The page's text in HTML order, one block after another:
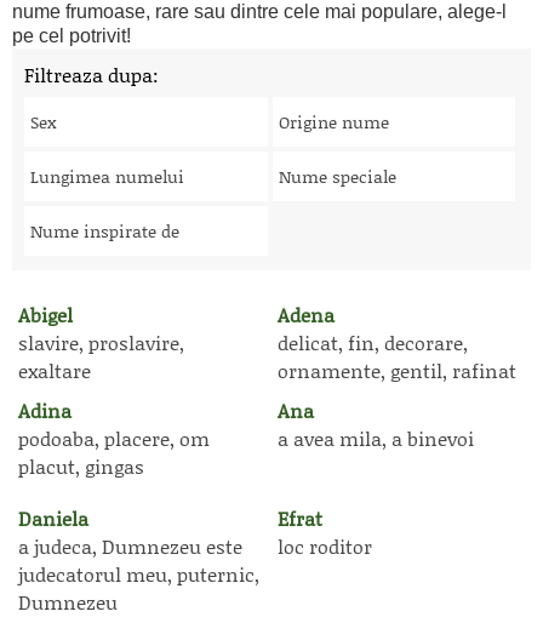
nume frumoase, rare sau dintre cele mai populare, alege-l
pe cel potrivit!
Filtreaza dupa:
Sex Origine nume
Lungimea numelui Nume speciale
Nume inspirate de
Abigel
slavire, proslavire,
exaltare
Adena
delicat, fin, decorare,
ornamente, gentil, rafinat
Adina
podoaba, placere, om
placut, gingas
Ana
a avea mila, a binevoi
Daniela
a judeca, Dumnezeu este
judecatorul meu, puternic,
Dumnezeu
Efrat
loc roditor